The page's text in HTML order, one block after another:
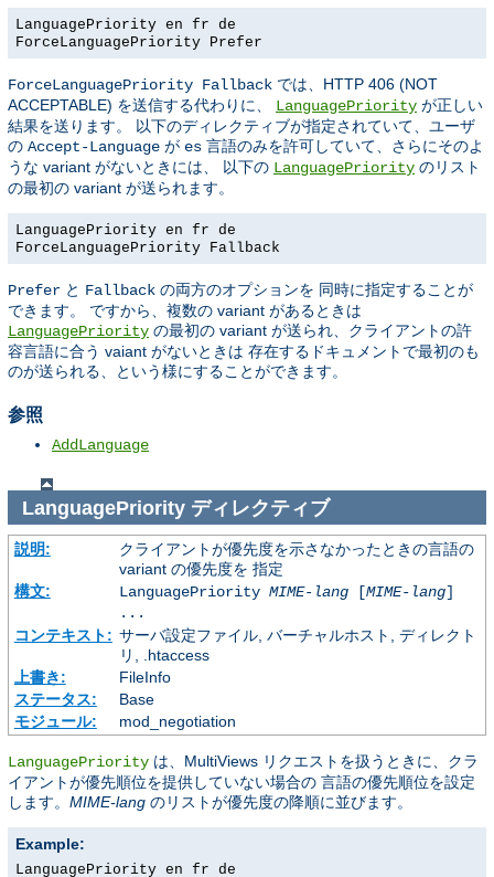
LanguagePriority en fr de
ForceLanguagePriority Prefer
ForceLanguagePriority Fallback では、HTTP 406 (NOT
ACCEPTABLE) を送信する代わりに、 LanguagePriority が正しい
結果を送ります。 以下のディレクティブが指定されていて、ユーザ
の Accept-Language が es 言語のみを許可していて、さらにそのよ
うな variant がないときには、 以下の LanguagePriority のリスト
の最初の variant が送られます。
LanguagePriority en fr de
ForceLanguagePriority Fallback
Prefer と Fallback の両方のオプションを 同時に指定することが
できます。 ですから、複数の variant があるときは
LanguagePriority の最初の variant が送られ、クライアントの許
容言語に合う vaiant がないときは 存在するドキュメントで最初のも
のが送られる、という様にすることができます。
参照
AddLanguage
LanguagePriorityディレクティブ
説明:
クライアントが優先度を示さなかったときの言語の
variant の優先度を 指定
構文:
LanguagePriority MIME-lang[MIME-lang]
...
コンテキスト: サーバ設定ファイル, バーチャルホスト, ディレクト
リ, .htaccess
上書き:
FileInfo
ステータス:
Base
モジュール:
mod_negotiation
LanguagePriority は、MultiViews リクエストを扱うときに、クラ
イアントが優先順位を提供していない場合の 言語の優先順位を設定
します。 MIME-lang のリストが優先度の降順に並びます。
Example:
LanguagePriority en fr de